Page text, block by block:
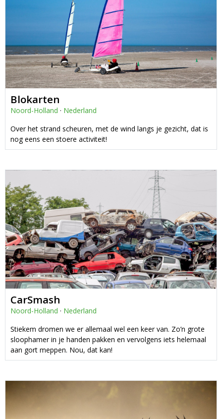
Blokarten
Noord-Holland · Nederland
Over het strand scheuren, met de wind langs je gezicht, dat is
nog eens een stoere activiteit!
CarSmash
Noord-Holland · Nederland
Stiekem dromen we er allemaal wel een keer van. Zo’n grote
sloophamer in je handen pakken en vervolgens iets helemaal
aan gort meppen. Nou, dat kan!